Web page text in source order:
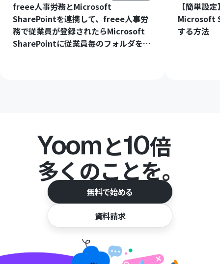
freee人事労務とMicrosoft
SharePointを連携して、freee人事労
務で従業員が登録されたらMicrosoft
SharePointに従業員毎のフォルダを作
【簡単設
Microsoft
する方法
Yoomと10倍
多くのことを。
無料で始める
資料請求